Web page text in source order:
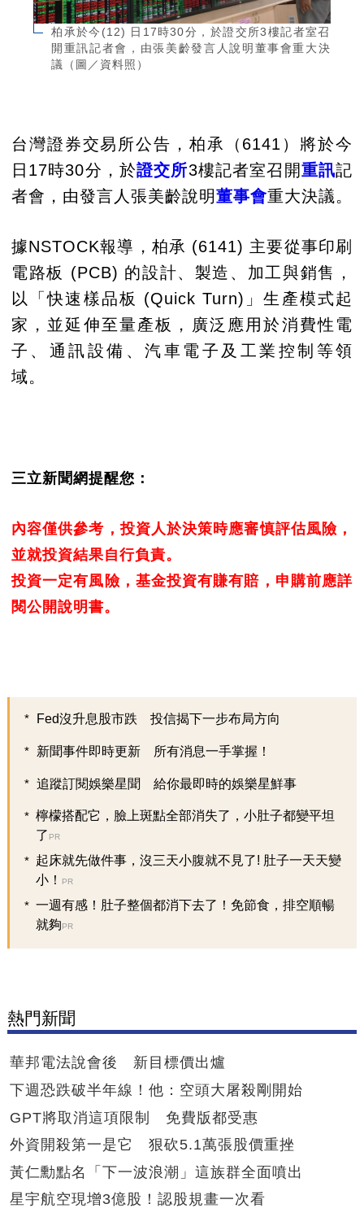
柏承於今(12) 日17時30分，於證交所3樓記者室召
開重訊記者會，由張美齡發言人說明董事會重大決
議（圖／資料照）
台灣證券交易所公告，柏承（6141）將於今
日17時30分，於證交所3樓記者室召開重訊記
者會，由發言人張美齡說明董事會重大決議。
據NSTOCK報導，柏承 (6141) 主要從事印刷
電路板 (PCB) 的設計、製造、加工與銷售，
以「快速樣品板 (Quick Turn)」生產模式起
家，並延伸至量產板，廣泛應用於消費性電
子、通訊設備、汽車電子及工業控制等領
域。
三立新聞網提醒您：
內容僅供參考，投資人於決策時應審慎評估風險，
並就投資結果自行負責。
投資一定有風險，基金投資有賺有賠，申購前應詳
閱公開說明書。
Fed沒升息股市跌 投信揭下一步布局方向
新聞事件即時更新 所有消息一手掌握！
追蹤訂閱娛樂星聞 給你最即時的娛樂星鮮事
檸檬搭配它，臉上斑點全部消失了，小肚子都變平坦
了 PR
起床就先做件事，沒三天小腹就不見了! 肚子一天天變
小！
PR
一週有感！肚子整個都消下去了！免節食，排空順暢
就夠PR
熱門新聞
華邦電法說會後 新目標價出爐
下週恐跌破半年線！他：空頭大屠殺剛開始
GPT將取消這項限制 免費版都受惠
外資開殺第一是它 狠砍5.1萬張股價重挫
黃仁勳點名「下一波浪潮」這族群全面噴出
星宇航空現增3億股！認股規畫一次看